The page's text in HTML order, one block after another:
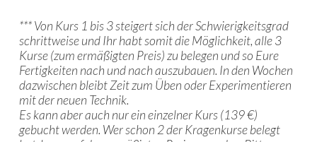
*** Von Kurs 1 bis 3 steigert sich der Schwierigkeitsgrad
schrittweise und Ihr habt somit die Möglichkeit, alle 3
Kurse (zum ermäßigten Preis) zu belegen und so Eure
Fertigkeiten nach und nach auszubauen. In den Wochen
dazwischen bleibt Zeit zum Üben oder Experimentieren
mit der neuen Technik.
Es kann aber auch nur ein einzelner Kurs (139 €)
gebucht werden. Wer schon 2 der Kragenkurse belegt